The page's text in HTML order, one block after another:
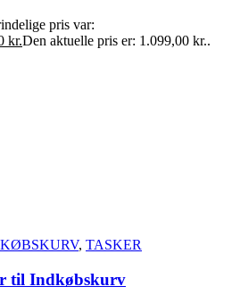
pris var:
kr.Den aktuelle pris er: 1.099,00 kr..
, TASKER
til Indkøbskurv